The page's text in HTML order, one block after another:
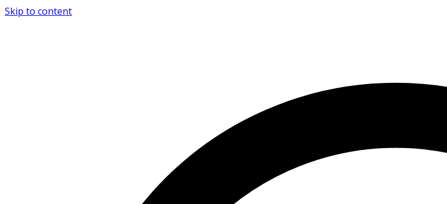
Skip to content